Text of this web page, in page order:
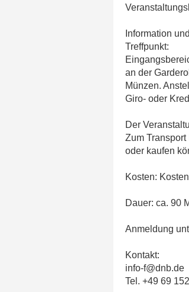
Information
Treffpunkt:
an der
Münzen.
Giro- oder
Der
Zum
oder kaufen
Kosten:
Dauer: ca. 90
Anmeldung
Kontakt:
info-f@dnb.de
Tel. +49 69